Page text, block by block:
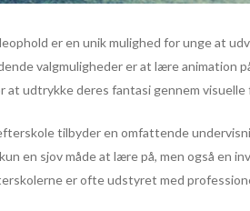
er en unik mulighed for unge at
valgmuligheder er at lære animation
at udtrykke deres fantasi gennem
tilbyder en omfattende
en sjov måde at lære på, men også en
er ofte udstyret med